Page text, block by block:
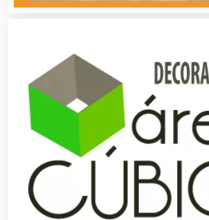
Alquiler de Trajes de Etiqueta
Alta Costura
Aluminio